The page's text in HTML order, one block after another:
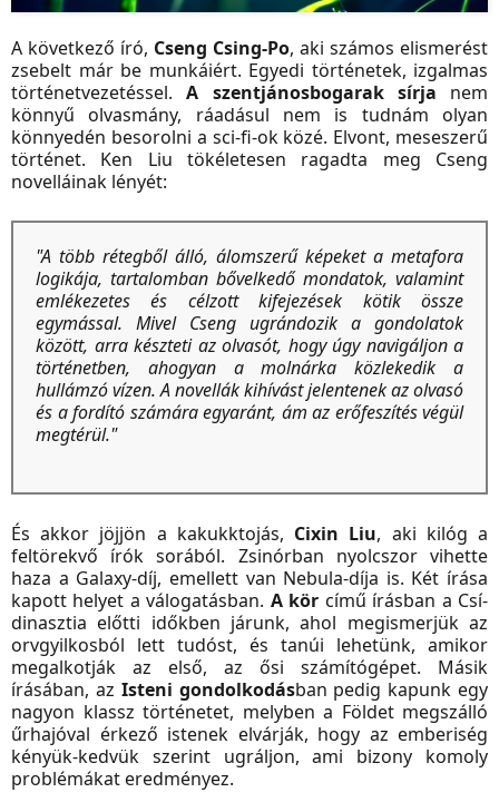
A következő író, Cseng Csing-Po, aki számos elismerést
zsebelt már be munkáiért. Egyedi történetek, izgalmas
történetvezetéssel.A szentjánosbogarak sírja nem
könnyű olvasmány, ráadásul nem is tudnám olyan
könnyedén besorolni a sci-fi-ok közé. Elvont, meseszerű
történet. Ken Liu tökéletesen ragadta meg Cseng
novelláinak lényét:
"A több rétegből álló, álomszerű képeket a metafora
logikája, tartalomban bővelkedő mondatok, valamint
emlékezetes és célzott kifejezések kötik össze
egymással. Mivel Cseng ugrándozik a gondolatok
között, arra készteti az olvasót, hogy úgy navigáljon a
történetben, ahogyan a molnárka közlekedik a
hullámzó vízen. A novellák kihívást jelentenek az olvasó
és a fordító számára egyaránt, ám az erőfeszítés végül
megtérül."
És akkor jöjjön a kakukktojás, Cixin Liu, aki kilóg a
feltörekvő írók sorából. Zsinórban nyolcszor vihette
haza a Galaxy-díj, emellett van Nebula-díja is. Két írása
kapott helyet a válogatásban. A kör című írásban a Csí-
dinasztia előtti időkben járunk, ahol megismerjük az
orvgyilkosból lett tudóst, és tanúi lehetünk, amikor
megalkotják az első, az ősi számítógépet. Másik
írásában, az Isteni gondolkodásban pedig kapunk egy
nagyon klassz történetet, melyben a Földet megszálló
űrhajóval érkező istenek elvárják, hogy az emberiség
kényük-kedvük szerint ugráljon, ami bizony komoly
problémákat eredményez.